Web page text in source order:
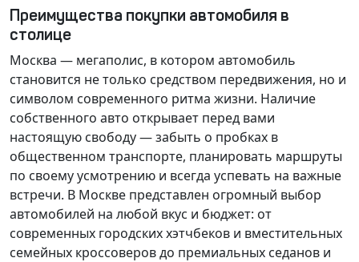
Преимущества покупки автомобиля в
столице
Москва — мегаполис, в котором автомобиль
становится не только средством передвижения, но и
символом современного ритма жизни. Наличие
собственного авто открывает перед вами
настоящую свободу — забыть о пробках в
общественном транспорте, планировать маршруты
по своему усмотрению и всегда успевать на важные
встречи. В Москве представлен огромный выбор
автомобилей на любой вкус и бюджет: от
современных городских хэтчбеков и вместительных
семейных кроссоверов до премиальных седанов и